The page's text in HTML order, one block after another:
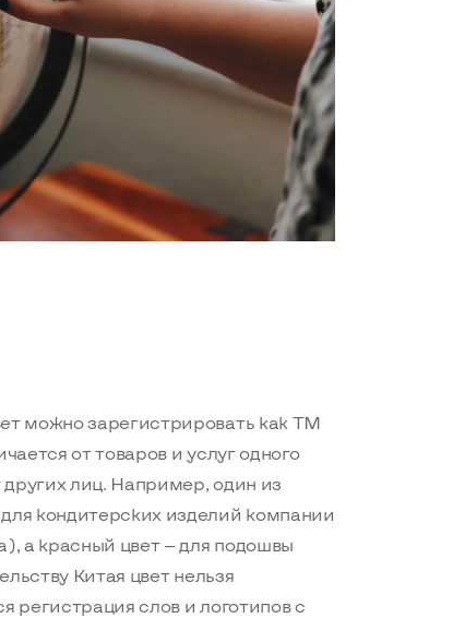
можно зарегистрировать как ТМ
от товаров и услуг одного
других лиц. Например, один из
кондитерских изделий компании
а красный цвет — для подошвы
Китая цвет нельзя
регистрация слов и логотипов с